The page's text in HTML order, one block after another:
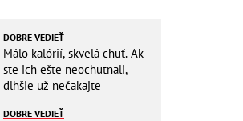
DOBRE VEDIEŤ
Málo kalórií, skvelá chuť. Ak
ste ich ešte neochutnali,
dlhšie už nečakajte
DOBRE VEDIEŤ